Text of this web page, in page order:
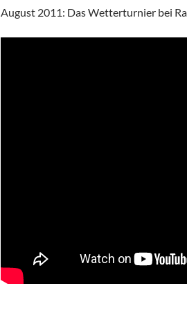
August 2011: Das Wetterturnier bei